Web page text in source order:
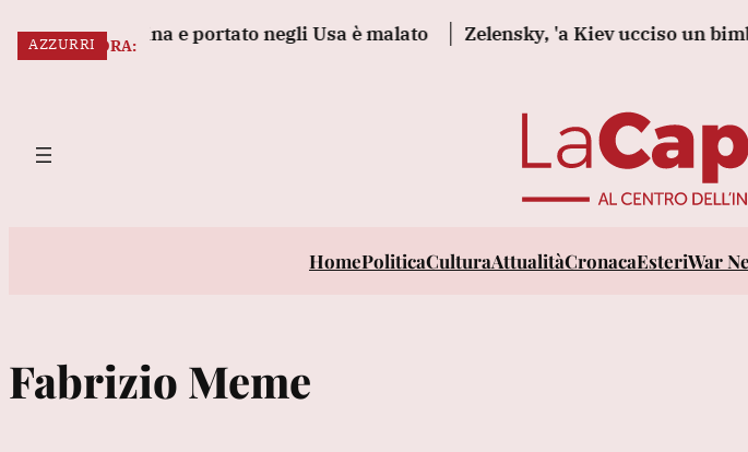
ULTIM’ORA:
in Ucraina e portato negli Usa è malato Zelensky, 'a Kiev ucciso un
HomePoliticaCulturaAttualitàCronacaEsteriWar
Fabrizio Meme
AZZURRI